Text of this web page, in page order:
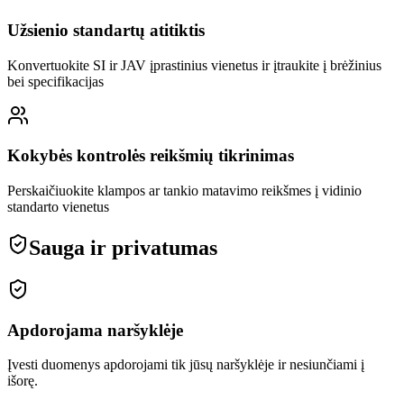
Užsienio standartų atitiktis
Konvertuokite SI ir JAV įprastinius vienetus ir įtraukite į brėžinius
bei specifikacijas
Kokybės kontrolės reikšmių tikrinimas
Perskaičiuokite klampos ar tankio matavimo reikšmes į vidinio
standarto vienetus
Sauga ir privatumas
Apdorojama naršyklėje
Įvesti duomenys apdorojami tik jūsų naršyklėje ir nesiunčiami į
išorę.